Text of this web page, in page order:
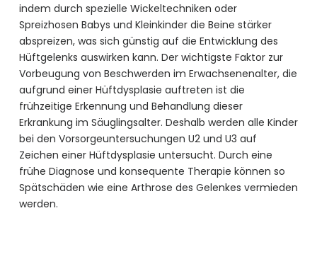
indem durch spezielle Wickeltechniken oder
Spreizhosen Babys und Kleinkinder die Beine stärker
abspreizen, was sich günstig auf die Entwicklung des
Hüftgelenks auswirken kann. Der wichtigste Faktor zur
Vorbeugung von Beschwerden im Erwachsenenalter, die
aufgrund einer Hüftdysplasie auftreten ist die
frühzeitige Erkennung und Behandlung dieser
Erkrankung im Säuglingsalter. Deshalb werden alle Kinder
bei den Vorsorgeuntersuchungen U2 und U3 auf
Zeichen einer Hüftdysplasie untersucht. Durch eine
frühe Diagnose und konsequente Therapie können so
Spätschäden wie eine Arthrose des Gelenkes vermieden
werden.